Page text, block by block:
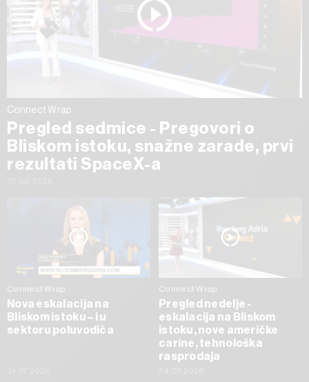
Connect Wrap
Pregled sedmice - Pregovori o
Bliskom istoku, snažne zarade, prvi
rezultati SpaceX-a
Connect Wrap
Nova eskalacija na
Bliskom istoku – i u
sektoru poluvodiča
Connect Wrap
Pregled nedelje -
eskalacija na Bliskom
istoku, nove američke
carine, tehnološka
rasprodaja